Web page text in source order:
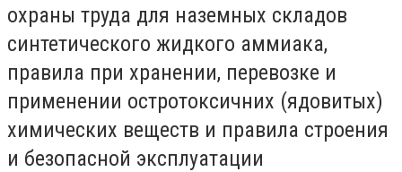
охраны труда для наземных складов
синтетического жидкого аммиака,
правила при хранении, перевозке и
применении остротоксичних (ядовитых)
химических веществ и правила строения
и безопасной эксплуатации